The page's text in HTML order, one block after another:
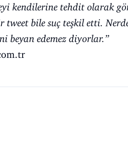
kendilerine tehdit olarak
tweet bile suç teşkil etti.
beyan edemez diyorlar.”